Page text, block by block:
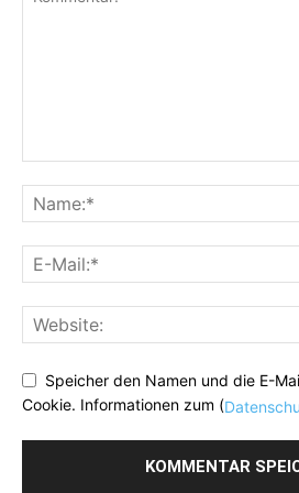
Speicher den Namen und die E-
Cookie. Informationen zum (